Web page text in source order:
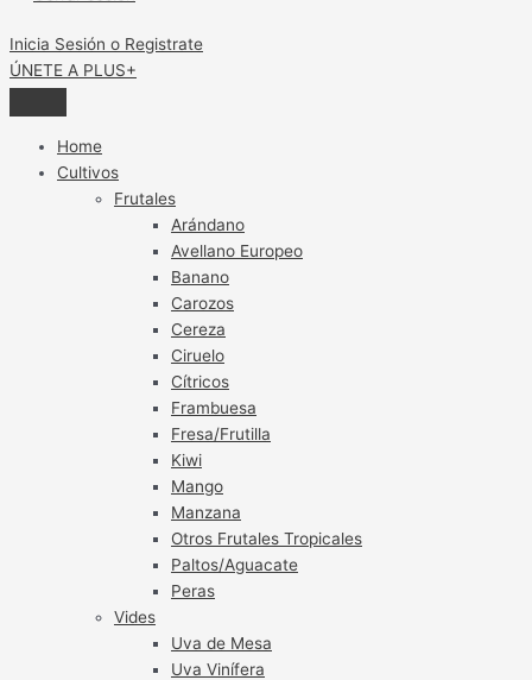
Inicia Sesión o Registrate
ÚNETE A PLUS+
Home
Cultivos
Frutales
Arándano
Avellano Europeo
Banano
Carozos
Cereza
Ciruelo
Cítricos
Frambuesa
Fresa/Frutilla
Kiwi
Mango
Manzana
Otros Frutales Tropicales
Paltos/Aguacate
Peras
Vides
Uva de Mesa
Uva Vinífera